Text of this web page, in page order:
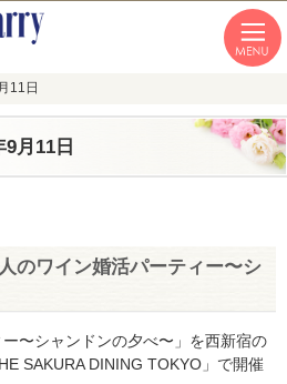
11日
月11日
青山・湘南の結婚相談所なら私たちへ。
の成婚にこだわる結婚相談所WillMarry
のワイン婚活パーティー〜シ
ー〜シャンドンの夕べ〜」を西新宿の
SAKURA DINING TOKYO」で開催